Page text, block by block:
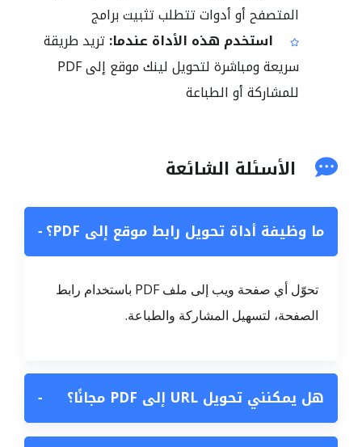
المتصفح أو أدوات تتطلب تثبيت برامج
استخدم هذه الأداة عندما: تريد طريقة
سريعة ومباشرة لتحويل لينك موقع إلى PDF
للمشاركة أو الطباعة
الأسئلة الشائعة
ما وظيفة أداة تحويل رابط موقع إلى PDF؟ −
تحوّل أي صفحة ويب إلى ملف PDF باستخدام رابط
الصفحة، لتسهيل المشاركة والطباعة.
هل يمكنني تحويل URL إلى PDF مجانًا؟ −